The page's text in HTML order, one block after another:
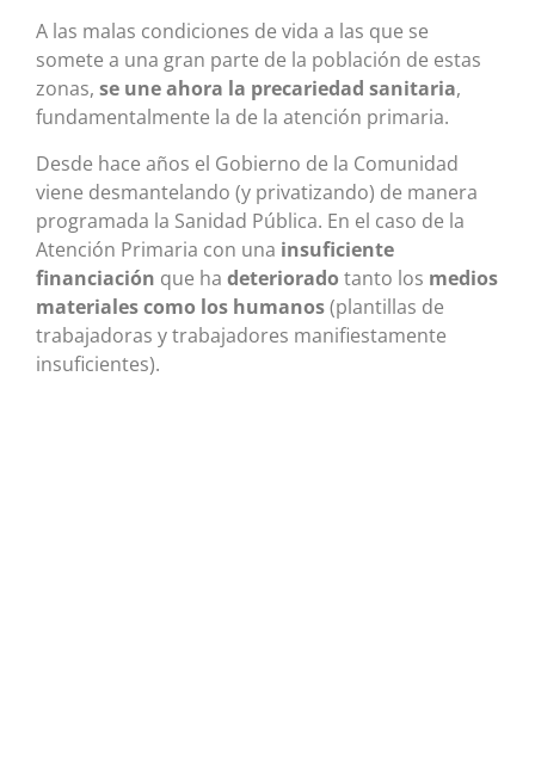
A las malas condiciones de vida a las que se
somete a una gran parte de la población de estas
zonas, se une ahora la precariedad sanitaria,
fundamentalmente la de la atención primaria.
Desde hace años el Gobierno de la Comunidad
viene desmantelando (y privatizando) de manera
programada la Sanidad Pública. En el caso de la
Atención Primaria con una insuficiente
financiación que ha deteriorado tanto los medios
materiales como los humanos(plantillas de
trabajadoras y trabajadores manifiestamente
insuficientes).